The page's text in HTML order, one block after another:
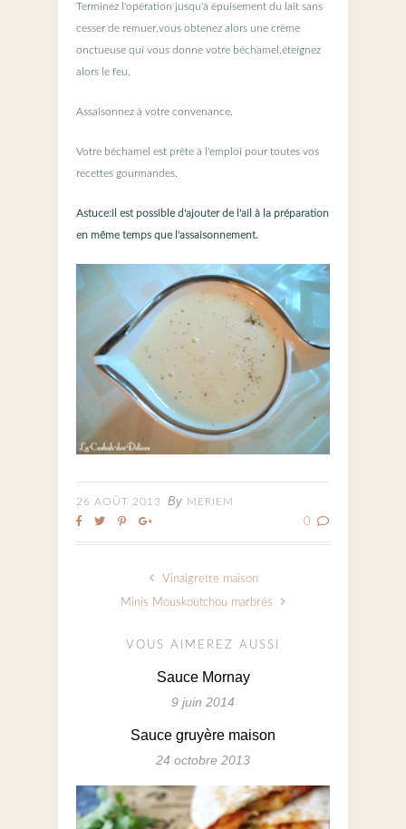
Terminez l'opération jusqu'à épuisement du lait sans
cesser de remuer,vous obtenez alors une crème
onctueuse qui vous donne votre béchamel,éteignez
alors le feu.
Assaisonnez à votre convenance.
Votre béchamel est prête à l'emploi pour toutes vos
recettes gourmandes.
Astuce:il est possible d'ajouter de l'ail à la préparation
en même temps que l'assaisonnement.
26 AOÛT 2013 By MERIEM
0
Vinaigrette maison
Minis Mouskoutchou marbrés
VOUS AIMEREZ AUSSI
Sauce Mornay
9 juin 2014
Sauce gruyère maison
24 octobre 2013